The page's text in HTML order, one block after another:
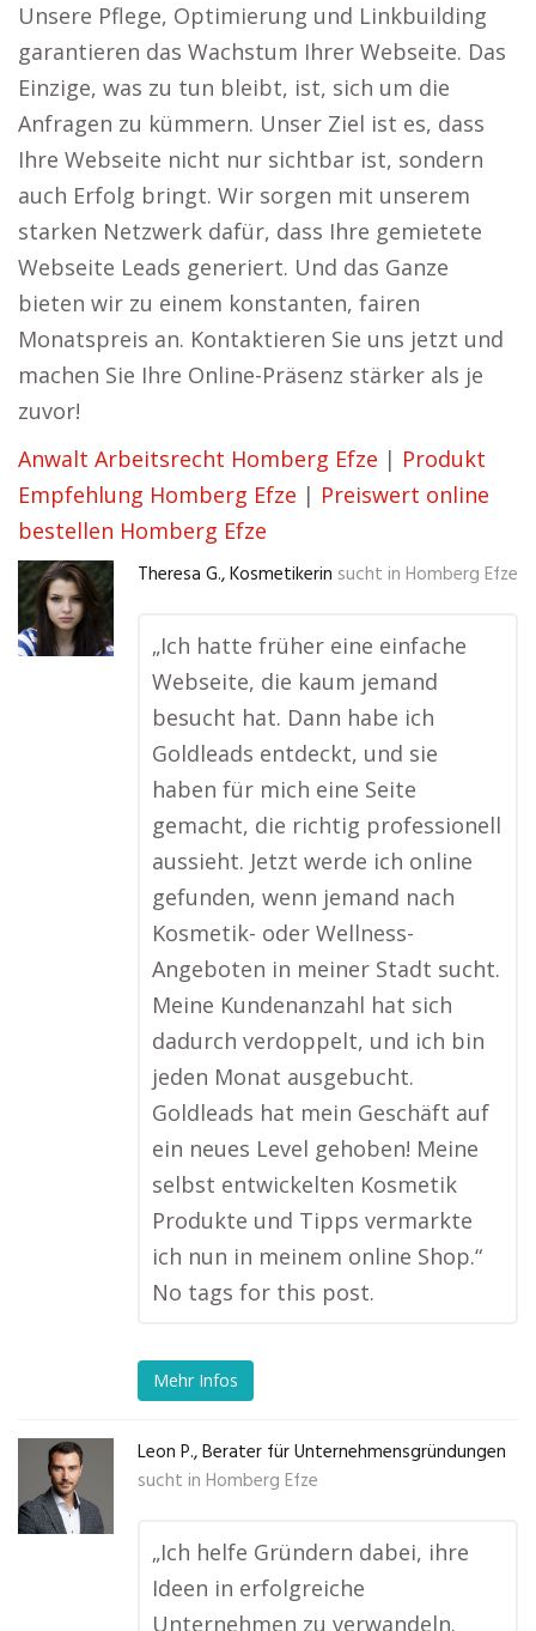
Unsere Pflege, Optimierung und Linkbuilding
garantieren das Wachstum Ihrer Webseite. Das
Einzige, was zu tun bleibt, ist, sich um die
Anfragen zu kümmern. Unser Ziel ist es, dass
Ihre Webseite nicht nur sichtbar ist, sondern
auch Erfolg bringt. Wir sorgen mit unserem
starken Netzwerk dafür, dass Ihre gemietete
Webseite Leads generiert. Und das Ganze
bieten wir zu einem konstanten, fairen
Monatspreis an. Kontaktieren Sie uns jetzt und
machen Sie Ihre Online-Präsenz stärker als je
zuvor!
Anwalt Arbeitsrecht Homberg Efze | Produkt
Empfehlung Homberg Efze | Preiswert online
bestellen Homberg Efze
Theresa G., Kosmetikerin sucht in Homberg Efze
„Ich hatte früher eine einfache
Webseite, die kaum jemand
besucht hat. Dann habe ich
Goldleads entdeckt, und sie
haben für mich eine Seite
gemacht, die richtig professionell
aussieht. Jetzt werde ich online
gefunden, wenn jemand nach
Kosmetik- oder Wellness-
Angeboten in meiner Stadt sucht.
Meine Kundenanzahl hat sich
dadurch verdoppelt, und ich bin
jeden Monat ausgebucht.
Goldleads hat mein Geschäft auf
ein neues Level gehoben! Meine
selbst entwickelten Kosmetik
Produkte und Tipps vermarkte
ich nun in meinem online Shop.“
No tags for this post.
Mehr Infos
Leon P., Berater für Unternehmensgründungen
sucht in Homberg Efze
„Ich helfe Gründern dabei, ihre
Ideen in erfolgreiche
Unternehmen zu verwandeln.